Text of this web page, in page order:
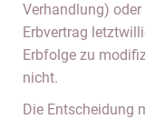
Verhandlung)
Erbvertrag
Erbfolge zu
nicht.
Die Entscheidung